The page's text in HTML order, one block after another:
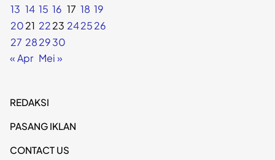
13 14 15 16 17 18 19
2021 2223 242526
27 282930
« Apr Mei »
REDAKSI
PASANG IKLAN
CONTACT US